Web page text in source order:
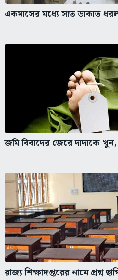
একমাসের মধ্যে সাত ডাকাত
জমি বিবাদের জেরে দাদাকে
রাজ্য শিক্ষাদপ্তরের নামে প্রশ্ন